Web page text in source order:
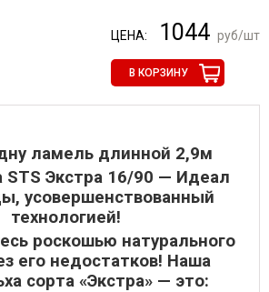
ЦЕНА: 1044 руб/шт
В КОРЗИНУ
ламель длинной 2,9м
STS Экстра 16/90 — Идеал
усовершенствованный
технологией!
роскошью натурального
его недостатков! Наша
сорта «Экстра» — это: